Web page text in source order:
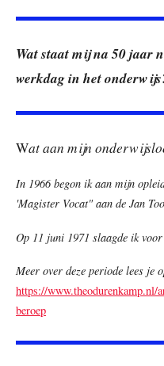
Wat staat mij na 50 jaar
werkdag in het
Wat aan mijn
In 1966 begon ik aan mijn
'Magister Vocat" aan de Jan
Op 11 juni 1971 slaagde ik
Meer over deze periode lees je
https://www.theodurenkamp.nl/
beroep